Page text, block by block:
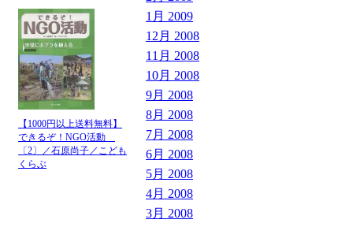
【1000円以上送料無料】
できるぞ！NGO活動
〔2〕／石原尚子／こども
くらぶ
1月 2009
12月 2008
11月 2008
10月 2008
9月 2008
8月 2008
7月 2008
6月 2008
5月 2008
4月 2008
3月 2008